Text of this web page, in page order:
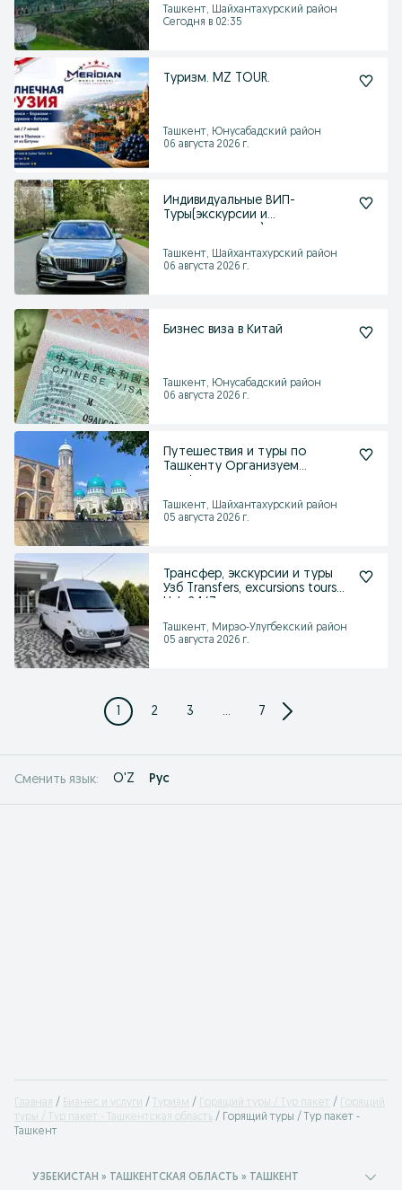
Ташкент, Шайхантахурский район
Сегодня в 02:35
Туризм. MZ TOUR.
Ташкент, Юнусабадский район
06 августа 2026 г.
Индивидуальные ВИП-
Туры(экскурсии и
Ташкент, Шайхантахурский район
06 августа 2026 г.
Бизнес виза в Китай
Ташкент, Юнусабадский район
06 августа 2026 г.
Путешествия и туры по
Ташкенту Организуем
Ташкент, Шайхантахурский район
05 августа 2026 г.
Трансфер, экскурсии и туры
Узб Transfers, excursions tours
Ташкент, Мирзо-Улугбекский район
05 августа 2026 г.
1 2 3 ... 7
Сменить язык: O'Z Рус
Главная Бизнес и услуги Туризм Горящий туры / Тур пакет
Горящий
туры / Тур пакет - Ташкентская область
Горящий туры / Тур пакет -
Ташкент
УЗБЕКИСТАН » ТАШКЕНТСКАЯ ОБЛАСТЬ » ТАШКЕНТ